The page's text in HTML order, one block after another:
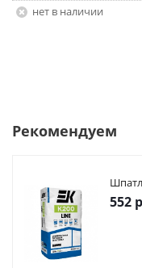
Нет в наличии
Рекомендуем
552